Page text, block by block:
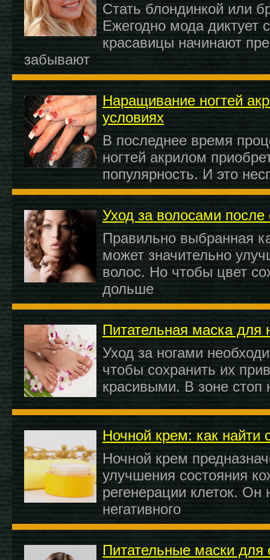
Стать блондинкой или
Ежегодно мода диктует
красавицы начинают
забывают
Наращивание ногтей
условиях
В последнее время
ногтей акрилом
популярность. И это
Уход за волосами
Правильно выбранная
может значительно
волос. Но чтобы цвет
дольше
Питательная маска для
Уход за ногами
чтобы сохранить их
красивыми. В зоне стоп
Ночной крем: как найти
Ночной крем
улучшения состояния
регенерации клеток.
негативного
Питательные маски для